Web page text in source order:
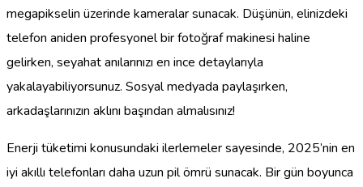
megapikselin üzerinde kameralar sunacak. Düşünün, elinizdeki
telefon aniden profesyonel bir fotoğraf makinesi haline
gelirken, seyahat anılarınızı en ince detaylarıyla
yakalayabiliyorsunuz. Sosyal medyada paylaşırken,
arkadaşlarınızın aklını başından almalısınız!
Enerji tüketimi konusundaki ilerlemeler sayesinde, 2025’nin en
iyi akıllı telefonları daha uzun pil ömrü sunacak. Bir gün boyunca